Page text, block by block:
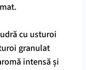
cu usturoi
granulat
intensă și